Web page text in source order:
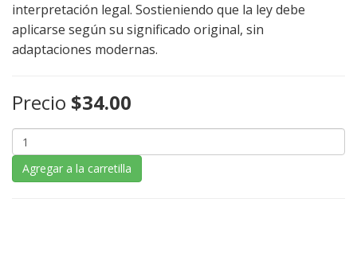
interpretación legal. Sostieniendo que la ley debe
aplicarse según su significado original, sin
adaptaciones modernas.
Precio $34.00
Agregar a la carretilla